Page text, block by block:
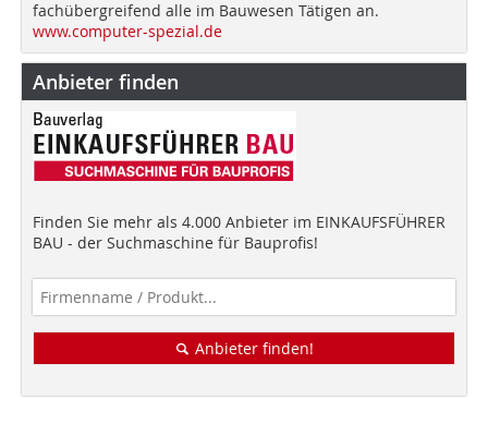
fachübergreifend alle im Bauwesen Tätigen an.
www.computer-spezial.de
Anbieter finden
Finden Sie mehr als 4.000 Anbieter im EINKAUFSFÜHRER
BAU - der Suchmaschine für Bauprofis!
Anbieter finden!